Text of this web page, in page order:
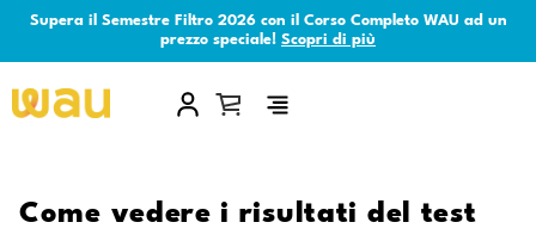
Supera il Semestre Filtro 2026 con il Corso Completo WAU ad un
prezzo speciale! Scopri di più
×
Come vedere i risultati del test